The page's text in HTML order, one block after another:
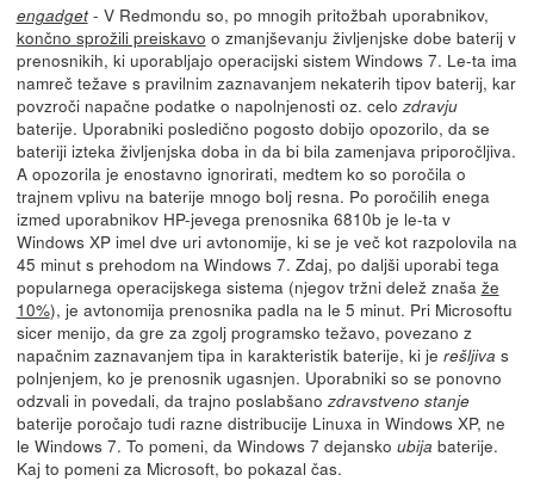
engadget- V Redmondu so, po mnogih pritožbah uporabnikov,
končno sprožili preiskavo o zmanjševanju življenjske dobe baterij v
prenosnikih, ki uporabljajo operacijski sistem Windows 7. Le-ta ima
namreč težave s pravilnim zaznavanjem nekaterih tipov baterij, kar
povzroči napačne podatke o napolnjenosti oz. celo zdravju
baterije. Uporabniki posledično pogosto dobijo opozorilo, da se
bateriji izteka življenjska doba in da bi bila zamenjava priporočljiva.
A opozorila je enostavno ignorirati, medtem ko so poročila o
trajnem vplivu na baterije mnogo bolj resna. Po poročilih enega
izmed uporabnikov HP-jevega prenosnika 6810b je le-ta v
Windows XP imel dve uri avtonomije, ki se je več kot razpolovila na
45 minut s prehodom na Windows 7. Zdaj, po daljši uporabi tega
popularnega operacijskega sistema (njegov tržni delež znaša že
10%), je avtonomija prenosnika padla na le 5 minut. Pri Microsoftu
sicer menijo, da gre za zgolj programsko težavo, povezano z
napačnim zaznavanjem tipa in karakteristik baterije, ki je rešljiva s
polnjenjem, ko je prenosnik ugasnjen. Uporabniki so se ponovno
odzvali in povedali, da trajno poslabšano zdravstveno stanje
baterije poročajo tudi razne distribucije Linuxa in Windows XP, ne
le Windows 7. To pomeni, da Windows 7 dejansko ubija baterije.
Kaj to pomeni za Microsoft, bo pokazal čas.